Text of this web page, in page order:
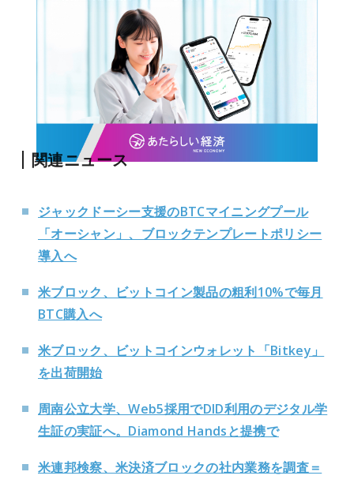
関連ニュース
ジャックドーシー支援のBTCマイニングプール
「オーシャン」、ブロックテンプレートポリシー
導入へ
米ブロック、ビットコイン製品の粗利10%で毎月
BTC購入へ
米ブロック、ビットコインウォレット「Bitkey」
を出荷開始
周南公立大学、Web5採用でDID利用のデジタル学
生証の実証へ。Diamond Handsと提携で
米連邦検察、米決済ブロックの社内業務を調査＝